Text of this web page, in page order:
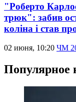
"Роберто
трюк": забив
коліна і став
02 июня, 10:20 ЧМ
Популярное